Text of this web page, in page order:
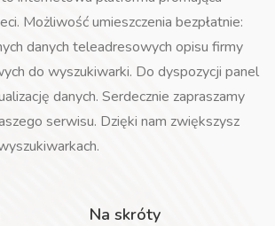
Możliwość umieszczenia bezpłatnie:
danych teleadresowych opisu firmy
do wyszukiwarki. Do dyspozycji panel
danych. Serdecznie zapraszamy
serwisu. Dzięki nam zwiększysz
Na skróty